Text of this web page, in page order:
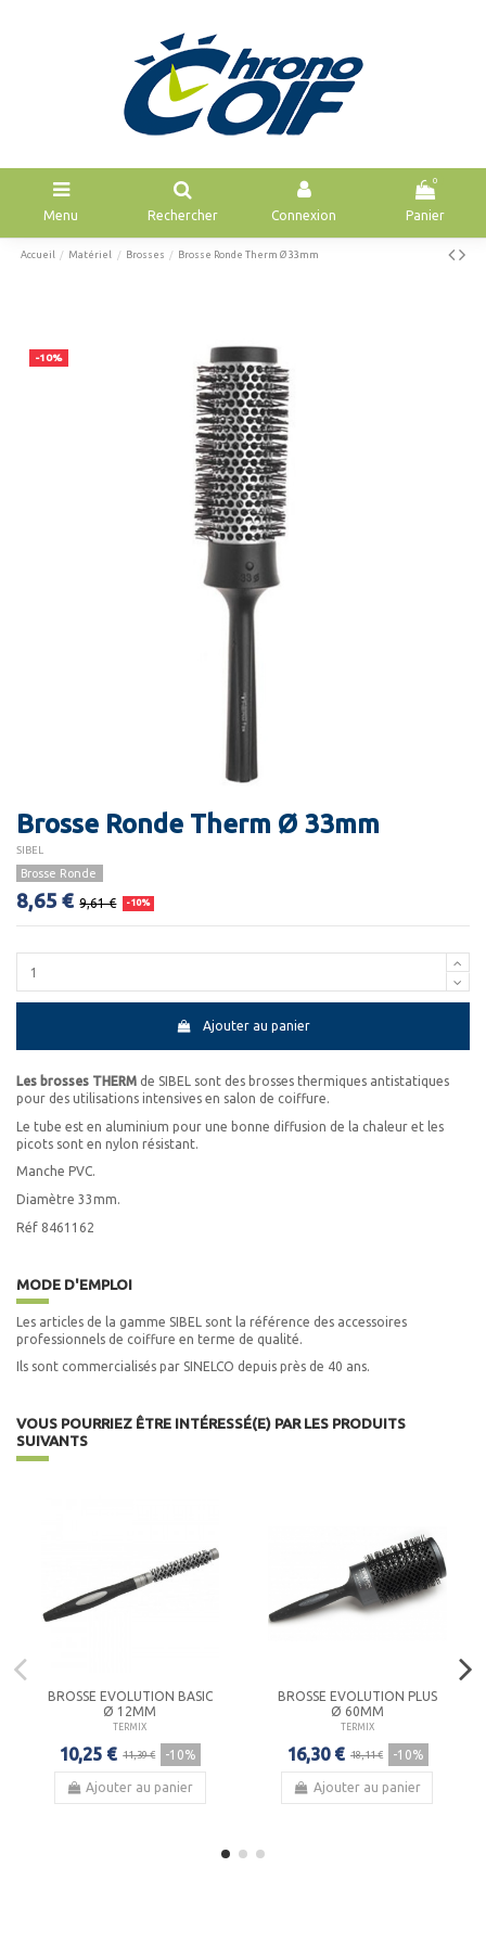
Menu Rechercher Connexion
0
Panier
Accueil Matériel Brosses Brosse Ronde Therm Ø 33mm
-10%
Brosse Ronde Therm Ø 33mm
SIBEL
Brosse Ronde
8,65 € 9,61 € -10%
Ajouter au panier
Les brosses THERM de SIBEL sont des brosses thermiques antistatiques
pour des utilisations intensives en salon de coiffure.
Le tube est en aluminium pour une bonne diffusion de la chaleur et les
picots sont en nylon résistant.
Manche PVC.
Diamètre 33mm.
Réf 8461162
MODE D'EMPLOI
Les articles de la gamme SIBEL sont la référence des accessoires
professionnels de coiffure en terme de qualité.
Ils sont commercialisés par SINELCO depuis près de 40 ans.
VOUS POURRIEZ ÊTRE INTÉRESSÉ(E) PAR LES PRODUITS
SUIVANTS
BROSSE EVOLUTION BASIC
Ø 12MM
TERMIX
10,25 € 11,39 € -10%
Ajouter au panier
BROSSE EVOLUTION PLUS
Ø 60MM
TERMIX
16,30 € 18,11 € -10%
Ajouter au panier